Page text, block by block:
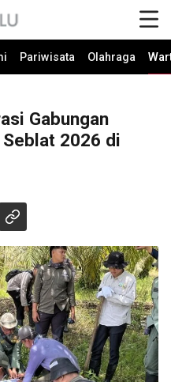
Pariwisata Olahraga
Gabungan
2026 di